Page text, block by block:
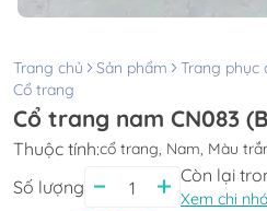
Trang chủ Sản phẩm Trang phục
Cổ trang
Cổ trang nam CN083
Thuộc tính:cổ trang, Nam, Màu
Số lượng
Còn lại
Xem chi